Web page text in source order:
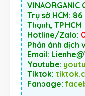
VINAORGANIC
Trụ sở HCM: 86
Thạnh, TP.HCM
Hotline/Zalo:
Phản ánh dịch
Email:
Youtube:
Tiktok:
Fanpage: